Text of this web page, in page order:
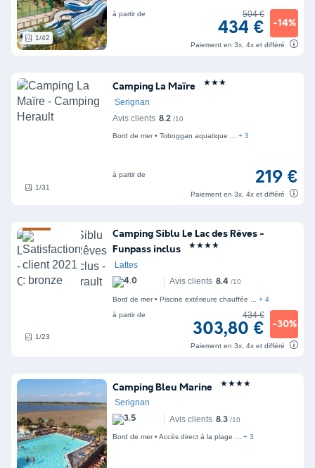
1/42
à partir de 504 €
434 € -14%
Paiement en 3x, 4x et différé
1/31
Camping La Maïre
★★★
Serignan
Avis clients 8.2 /10
Bord de mer Toboggan aquatique + 3
à partir de 219 €
Paiement en 3x, 4x et différé
1/23
Camping Siblu Le Lac des Rêves -
Funpass inclus
★★★★
Lattes
Avis clients 8.4 /10
Bord de mer Piscine extérieure chauffée
+ 4
à partir de
434 €
303,80 € -30%
Paiement en 3x, 4x et différé
Camping Bleu Marine
★★★★
Serignan
Avis clients 8.3 /10
Bord de mer Accès direct à la plage + 3